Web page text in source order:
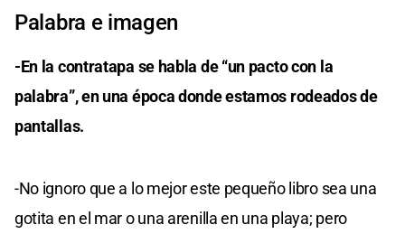
Palabra e imagen
-En la contratapa se habla de “un pacto con la
palabra”, en una época donde estamos rodeados de
pantallas.
-No ignoro que a lo mejor este pequeño libro sea una
gotita en el mar o una arenilla en una playa; pero